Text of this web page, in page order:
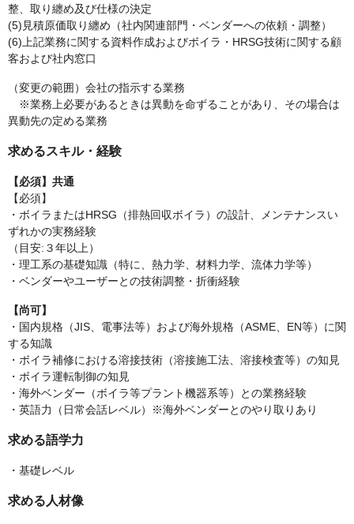
整、取り纏め及び仕様の決定
(5)見積原価取り纏め（社内関連部門・ベンダーへの依頼・調整）
(6)上記業務に関する資料作成およびボイラ・HRSG技術に関する顧
客および社内窓口
（変更の範囲）会社の指示する業務
※業務上必要があるときは異動を命ずることがあり、その場合は
異動先の定める業務
求めるスキル・経験
【必須】共通
【必須】
・ボイラまたはHRSG（排熱回収ボイラ）の設計、メンテナンスい
ずれかの実務経験
（目安:３年以上）
・理工系の基礎知識（特に、熱力学、材料力学、流体力学等）
・ベンダーやユーザーとの技術調整・折衝経験
【尚可】
・国内規格（JIS、電事法等）および海外規格（ASME、EN等）に関
する知識
・ボイラ補修における溶接技術（溶接施工法、溶接検査等）の知見
・ボイラ運転制御の知見
・海外ベンダー（ボイラ等プラント機器系等）との業務経験
・英語力（日常会話レベル）※海外ベンダーとのやり取りあり
求める語学力
・基礎レベル
求める人材像